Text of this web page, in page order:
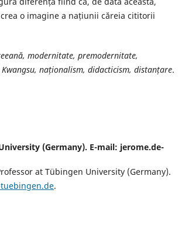
o imagine a națiunii căreia cititorii
modernitate, premodernitate,
naționalism, didacticism, distanțare.
(Germany). E-mail: jerome.de-
at Tübingen University (Germany).
.